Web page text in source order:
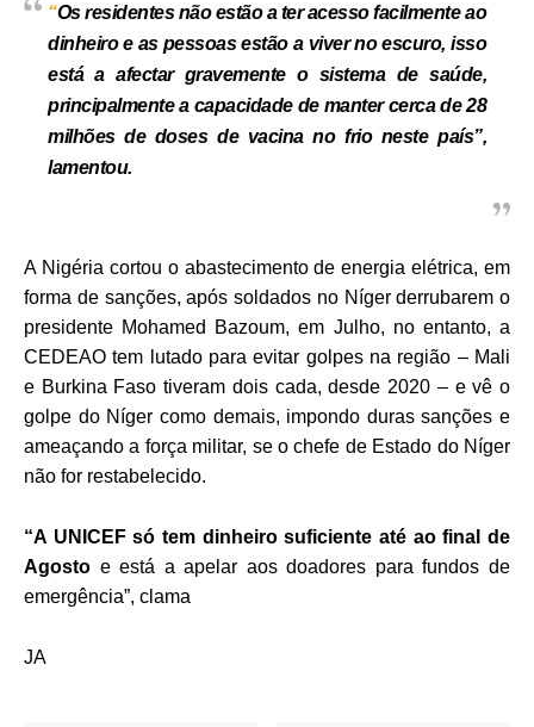
“Os residentes não estão a ter acesso facilmente ao
dinheiro e as pessoas estão a viver no escuro, isso
está a afectar gravemente o sistema de saúde,
principalmente a capacidade de manter cerca de 28
milhões de doses de vacina no frio neste país”,
lamentou.
A Nigéria cortou o abastecimento de energia elétrica, em
forma de sanções, após soldados no Níger derrubarem o
presidente Mohamed Bazoum, em Julho, no entanto, a
CEDEAO tem lutado para evitar golpes na região – Mali
e Burkina Faso tiveram dois cada, desde 2020 – e vê o
golpe do Níger como demais, impondo duras sanções e
ameaçando a força militar, se o chefe de Estado do Níger
não for restabelecido.
“A UNICEF só tem dinheiro suficiente até ao final de
Agosto e está a apelar aos doadores para fundos de
emergência”, clama
JA